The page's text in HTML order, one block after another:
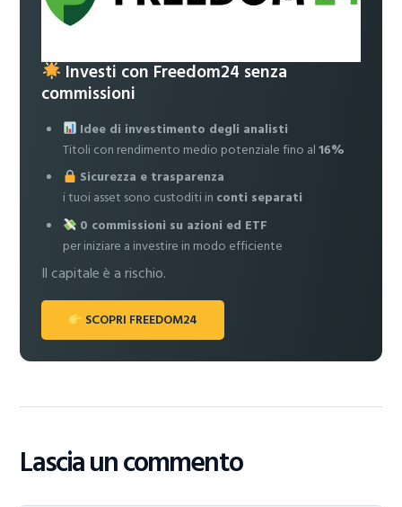
Investi con Freedom24 senza
commissioni
Idee di investimento degli analisti
Titoli con rendimento medio potenziale fino al16%
Sicurezza e trasparenza
i tuoi asset sono custoditi in conti separati
0 commissioni su azioni ed ETF
per iniziare a investire in modo efficiente
Il capitale è a rischio.
SCOPRI FREEDOM24
Lascia un commento